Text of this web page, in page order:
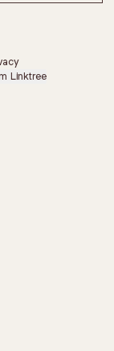
Linktree